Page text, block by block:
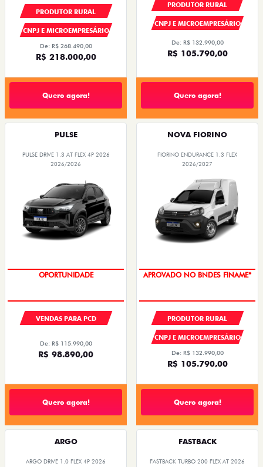
PRODUTOR RURAL
CNPJ E MICROEMPRESÁRIO
De: R$ 268.490,00
R$ 218.000,00
Quero agora!
PRODUTOR RURAL
CNPJ E MICROEMPRESÁRIO
De: R$ 132.990,00
R$ 105.790,00
Quero agora!
PULSE
PULSE DRIVE 1.3 AT FLEX 4P 2026
2026/2026
OPORTUNIDADE
VENDAS PARA PCD
De: R$ 115.990,00
R$ 98.890,00
Quero agora!
NOVA FIORINO
FIORINO ENDURANCE 1.3 FLEX
2026/2027
APROVADO NO BNDES FINAME*
PRODUTOR RURAL
CNPJ E MICROEMPRESÁRIO
De: R$ 132.990,00
R$ 105.790,00
Quero agora!
ARGO
ARGO DRIVE 1.0 FLEX 4P 2026
FASTBACK
FASTBACK TURBO 200 FLEX AT 2026